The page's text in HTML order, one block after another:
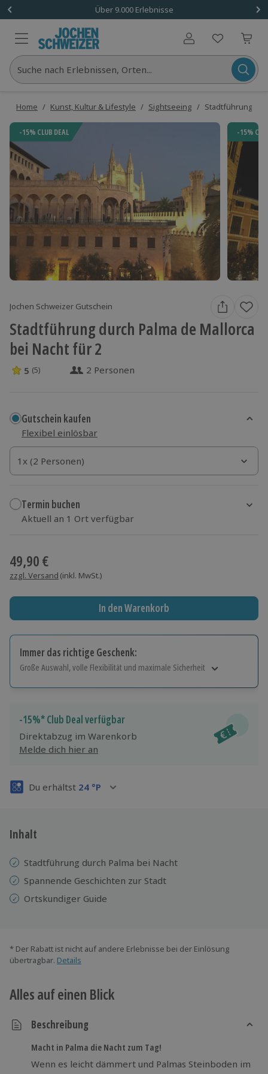
Über 9.000 Erlebnisse
Benutzerkonto
Suche nach Erlebnissen, Orten...
Home / Kunst, Kultur & Lifestyle / Sightseeing / Stadtführung
-15% CLUB DEAL -15%
Jochen Schweizer Gutschein
Stadtführung durch Palma de Mallorca
bei Nacht für 2
5 Sterne von 5 aus 5 Bewertungen
5 (5) 2 Personen
Gutschein kaufen
Flexibel einlösbar
1x (2 Personen)
1x (2 Personen)
1x (2 Personen)
Termin buchen
Aktuell an 1 Ort verfügbar
49,90 €
zzgl. Versand (inkl. MwSt.)
In den Warenkorb
Immer das richtige Geschenk:
Große Auswahl, volle Flexibilität und maximale Sicherheit
Jeder Gutschein für alle Erlebnisse einlösbar.
Maximale Sicherheit
3 Jahre gültig & verlängerbar.
-15%* Club Deal verfügbar
Direktabzug im Warenkorb
Melde dich hier an
Du erhältst 24 °P
Inhalt
Stadtführung durch Palma bei Nacht
Spannende Geschichten zur Stadt
Ortskundiger Guide
* Der Rabatt ist nicht auf andere Erlebnisse bei der Einlösung
übertragbar. Details
Alles auf einen Blick
Beschreibung
Macht in Palma die Nacht zum Tag!
Wenn es leicht dämmert und Palmas Steinboden im